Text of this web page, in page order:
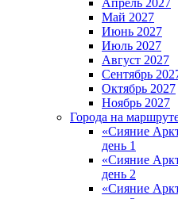
Апрель 2027
Май 2027
Июнь 2027
Июль 2027
Август 2027
Сентябрь
Октябрь 2027
Ноябрь 2027
Города на
«Сияние
день 1
«Сияние
день 2
«Сияние